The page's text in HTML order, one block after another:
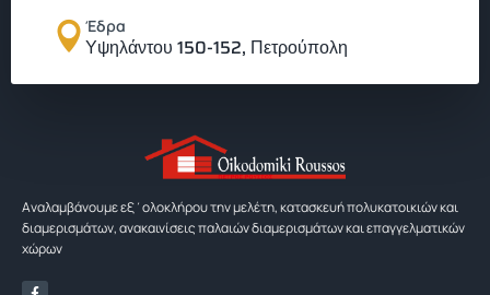
Έδρα
Υψηλάντου 150-152, Πετρούπολη
Αναλαμβάνουμε εξ΄ολοκλήρου την μελέτη, κατασκευή πολυκατοικιών και
διαμερισμάτων, ανακαινίσεις παλαιών διαμερισμάτων και επαγγελματικών
χώρων